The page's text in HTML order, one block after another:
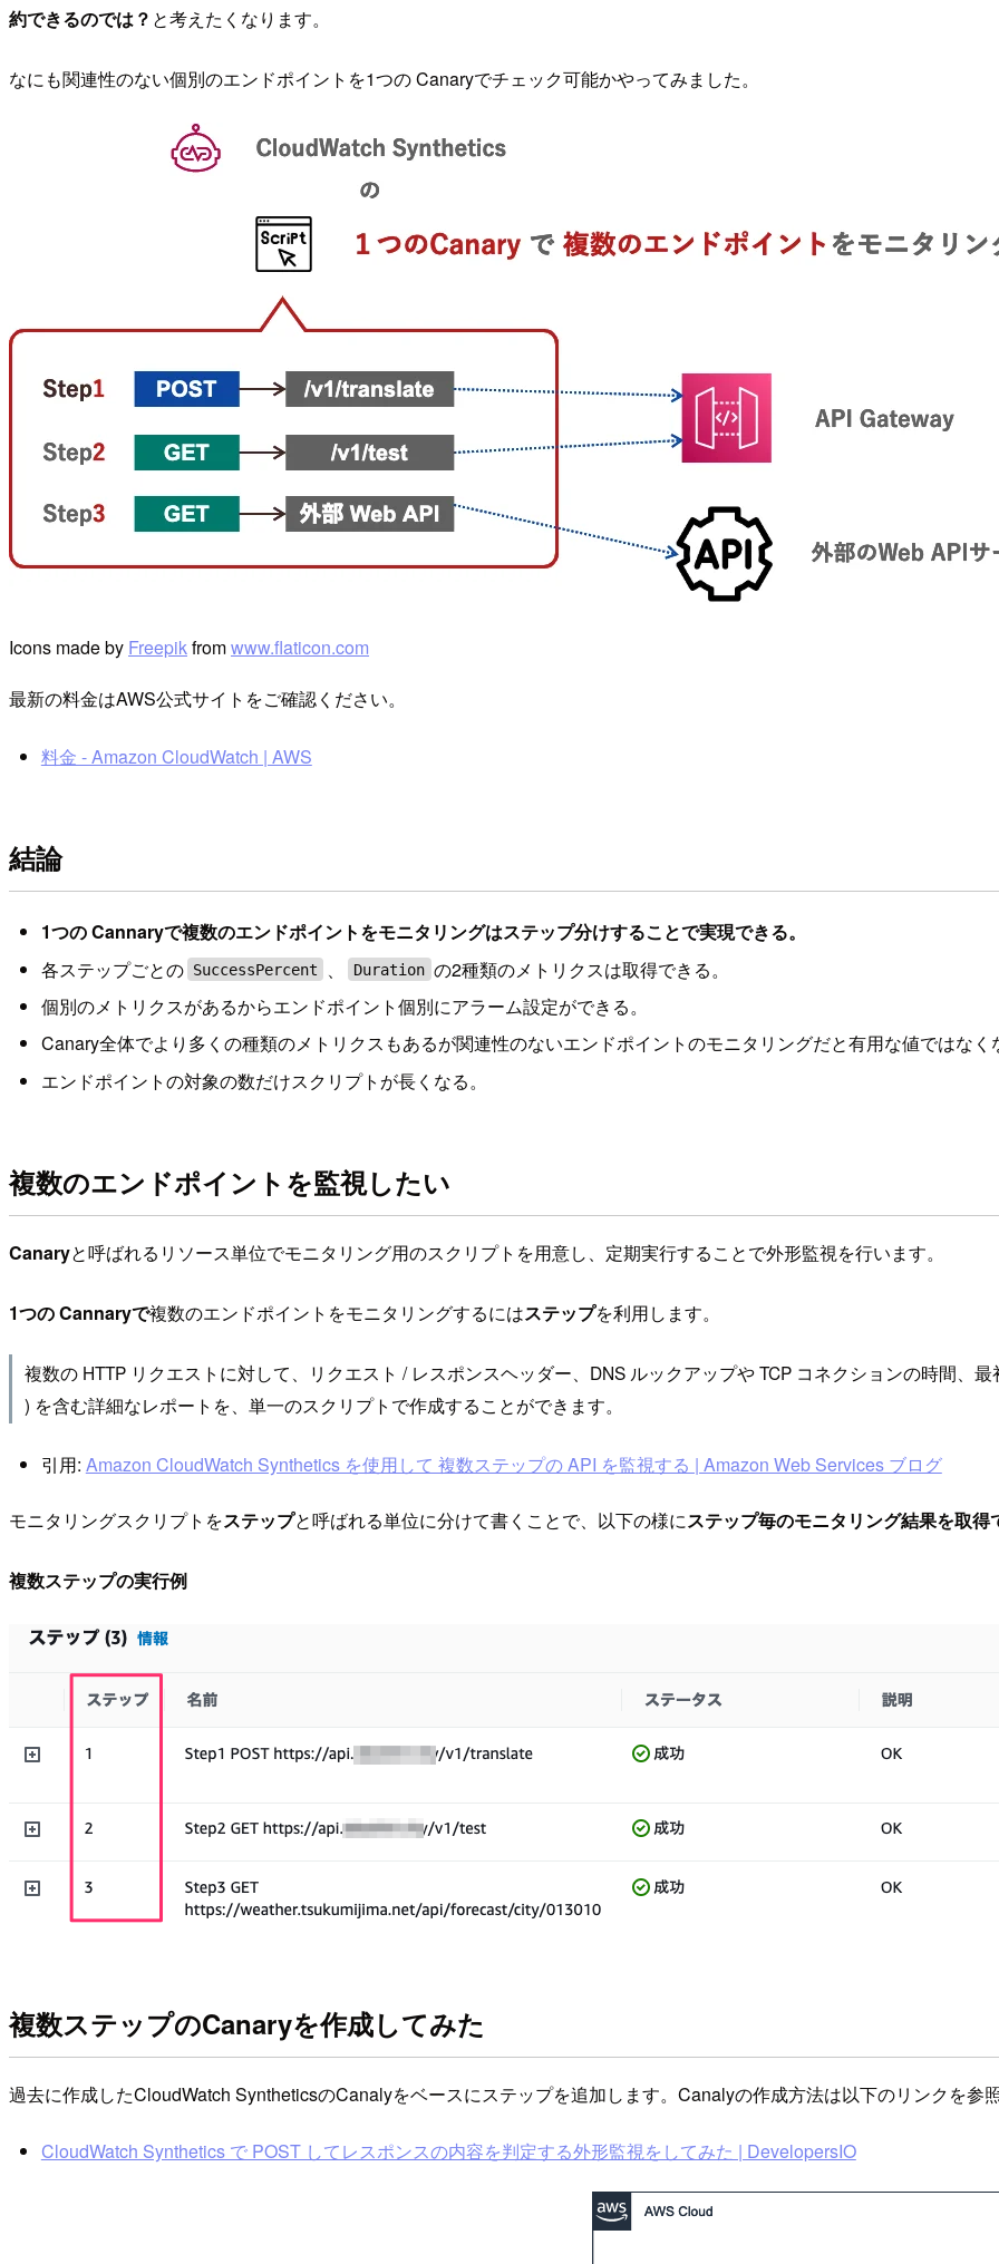
約できるのでは？ と考えたくなります。
なにも関連性のない個別のエンドポイントを1つの Canaryでチェック可能かやってみました。
Icons made by Freepikfromwww.flaticon.com
最新の料金はAWS公式サイトをご確認ください。
料金 - Amazon CloudWatch | AWS
結論
1つの Cannaryで複数のエンドポイントをモニタリングはステップ分けすることで実現できる。
各ステップごとの SuccessPercent 、 Duration の2種類のメトリクスは取得できる。
個別のメトリクスがあるからエンドポイント個別にアラーム設定ができる。
Canary全体でより多くの種類のメトリクスもあるが関連性のないエンドポイントのモニタリングだと有用な値ではなく
エンドポイントの対象の数だけスクリプトが長くなる。
複数のエンドポイントを監視したい
Canaryと呼ばれるリソース単位でモニタリング用のスクリプトを用意し、定期実行することで外形監視を行います。
1つの Cannaryで複数のエンドポイントをモニタリングするにはステップを利用します。
複数の HTTP リクエストに対して、リクエスト / レスポンスヘッダー、DNS ルックアップや TCP コネクションの時間、
) を含む詳細なレポートを、単一のスクリプトで作成することができます。
引用: Amazon CloudWatch Synthetics を使用して 複数ステップの API を監視する | Amazon Web Services ブログ
モニタリングスクリプトをステップと呼ばれる単位に分けて書くことで、以下の様にステップ毎のモニタリング結果を取得
複数ステップの実行例
複数ステップのCanaryを作成してみた
過去に作成したCloudWatch SyntheticsのCanalyをベースにステップを追加します。Canalyの作成方法は以下のリンクを参
CloudWatch Synthetics で POST してレスポンスの内容を判定する外形監視をしてみた | DevelopersIO